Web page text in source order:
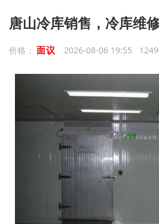
唐山冷库销售，冷库维
价格： 面议 2026-08-06 19:55